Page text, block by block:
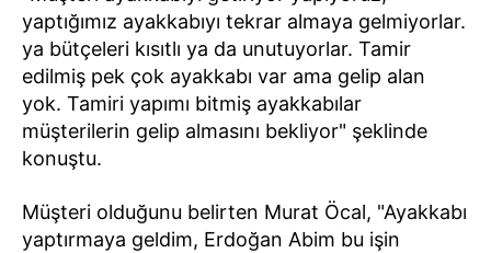
yaptığımız ayakkabıyı tekrar almaya gelmiyorlar.
ya bütçeleri kısıtlı ya da unutuyorlar. Tamir
edilmiş pek çok ayakkabı var ama gelip alan
yok. Tamiri yapımı bitmiş ayakkabılar
müşterilerin gelip almasını bekliyor" şeklinde
konuştu.
Müşteri olduğunu belirten Murat Öcal, "Ayakkabı
yaptırmaya geldim, Erdoğan Abim bu işin